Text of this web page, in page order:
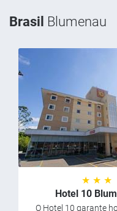
Brasil Blumenau
★ ★ ★
Hotel 10
O Hotel 10 garante